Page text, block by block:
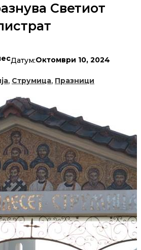
Светиот
Датум:Октомври 10, 2024
, Струмица, Празници